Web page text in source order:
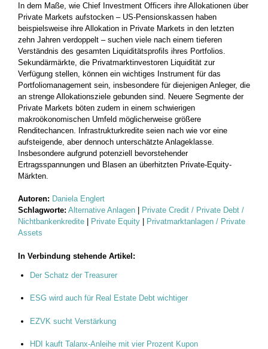
In dem Maße, wie Chief Investment Officers ihre Allokationen über
Private Markets aufstocken – US-Pensionskassen haben
beispielsweise ihre Allokation in Private Markets in den letzten
zehn Jahren verdoppelt – suchen viele nach einem tieferen
Verständnis des gesamten Liquiditätsprofils ihres Portfolios.
Sekundärmärkte, die Privatmarktinvestoren Liquidität zur
Verfügung stellen, können ein wichtiges Instrument für das
Portfoliomanagement sein, insbesondere für diejenigen Anleger, die
an strenge Allokationsziele gebunden sind. Neuere Segmente der
Private Markets böten zudem in einem schwierigen
makroökonomischen Umfeld möglicherweise größere
Renditechancen. Infrastrukturkredite seien nach wie vor eine
aufsteigende, aber dennoch unterschätzte Anlageklasse.
Insbesondere aufgrund potenziell bevorstehender
Ertragsspannungen und Blasen an überhitzten Private-Equity-
Märkten.
Autoren: Daniela Englert
Schlagworte: Alternative Anlagen
Private Credit / Private Debt /
Nichtbankenkredite
Private Equity
Privatmarktanlagen / Private
Assets
In Verbindung stehende Artikel:
Der Schatz der Treasurer
ESG wird auch für Real Estate Debt wichtiger
EZVK sucht Verstärkung
HDI kauft Talanx-Anleihe mit vier Prozent Kupon